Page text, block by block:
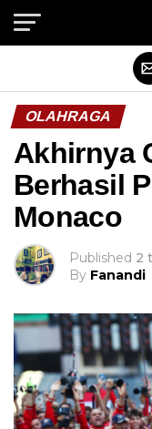
OLAHRAGA
Akhirnya
Berhasil
Monaco
Published 2
By Fanandi